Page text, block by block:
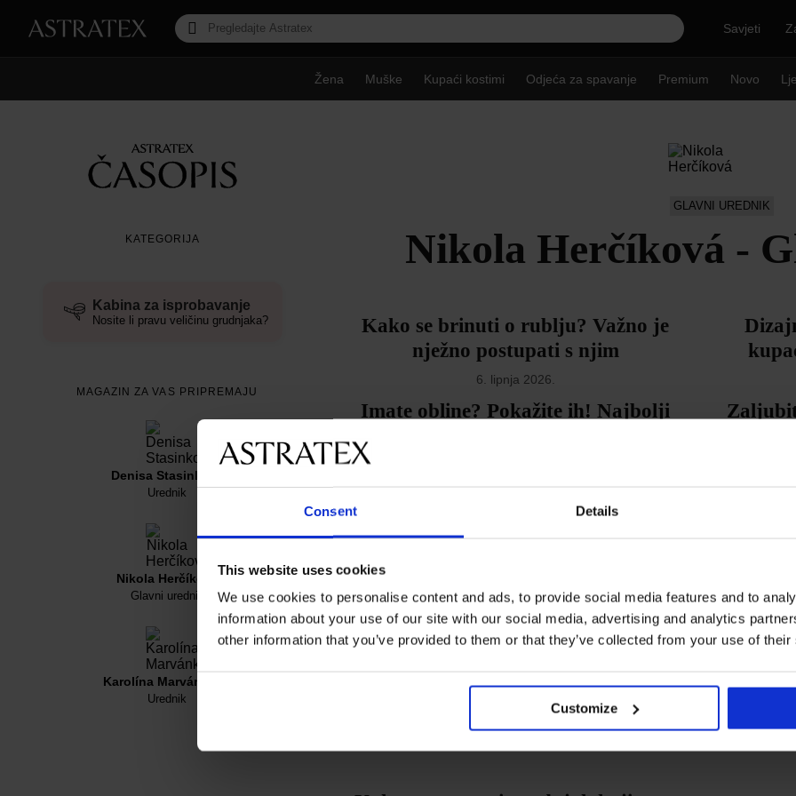
Consent Details
This website uses cookies
We use cookies to personalise content and ads, to provide social media features and to
information about your use of our site with our social media, advertising and analytics
other information that you’ve provided to them or that they’ve collected from your use of
Customize
Savjeti
Žena Muške Kupaći kostimi Odjeća za spavanje Premium Novo
KATEGORIJA
Kabina za isprobavanje
Nosite li pravu veličinu grudnjaka?
GLAVNI UREDNIK
Nikola Herčíková -
Kako se brinuti o rublju? Važno je
nježno postupati s njim
6. lipnja 2026.
Imate obline? Pokažite ih! Najbolji
su
kostimi DIVA by IVA preobrazit će vaše
ljeto
26 godina s Astratexom: zavirite u
proces nastanka našeg donjeg rublja
Kako
Kako pravilno odabrati grudnjak za
trudnice i dojilje
MAGAZIN ZA VAS PRIPREMAJU
Denisa Stasinková
Urednik
Nikola Herčíková
Glavni urednik
Karolína Marvánková
Urednik